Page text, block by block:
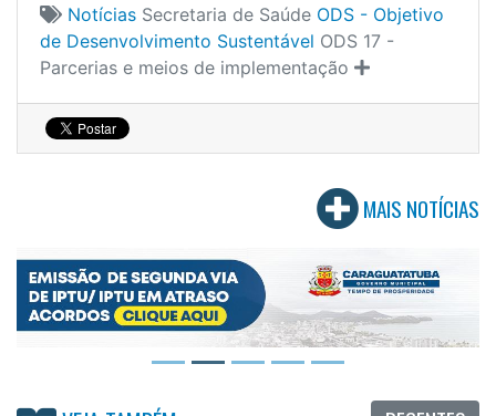
Notícias Secretaria de Saúde ODS - Objetivo
de Desenvolvimento Sustentável ODS 17 -
Parcerias e meios de implementação
MAIS NOTÍCIAS